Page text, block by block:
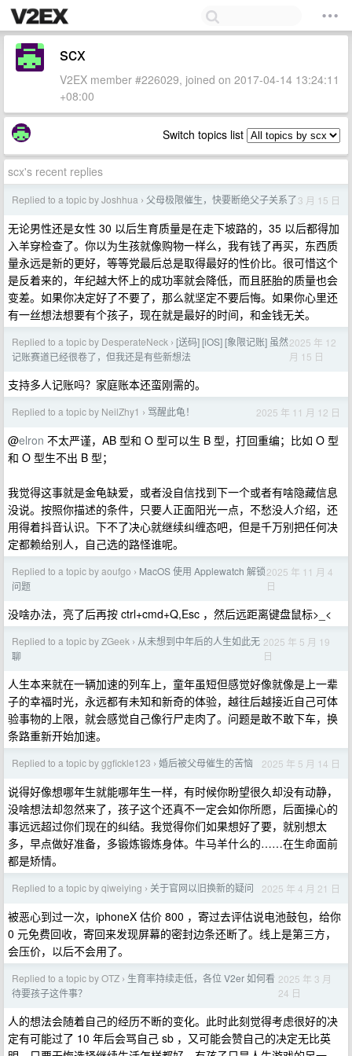
scx
V2EX member #226029, joined on 2017-04-14 13:24:11
+08:00
Switch topics list
scx's recent replies
Replied to a topic by Joshhua › 父母极限催生，快要断绝父子关系了3 月 15 日
无论男性还是女性 30 以后生育质量是在走下坡路的，35 以后都得加
入羊穿检查了。你以为生孩就像购物一样么，我有钱了再买，东西质
量永远是新的更好，等等党最后总是取得最好的性价比。很可惜这个
是反着来的，年纪越大怀上的成功率就会降低，而且胚胎的质量也会
变差。如果你决定好了不要了，那么就坚定不要后悔。如果你心里还
有一丝想法想要有个孩子，现在就是最好的时间，和金钱无关。
Replied to a topic by DesperateNeck › [送码] [iOS] [象限记账] 虽然
记账赛道已经很卷了，但我还是有些新想法
2025 年 12
月 15 日
支持多人记账吗？家庭账本还蛮刚需的。
Replied to a topic by NeilZhy1 › 骂醒此龟！ 2025 年 11 月 12 日
@elron 不太严谨，AB 型和 O 型可以生 B 型，打回重编；比如 O 型
和 O 型生不出 B 型；
我觉得这事就是金龟缺爱，或者没自信找到下一个或者有啥隐藏信息
没说。按照你描述的条件，只要人正面阳光一点，不愁没人介绍，还
用得着抖音认识。下不了决心就继续纠缠态吧，但是千万别把任何决
定都赖给别人，自己选的路怪谁呢。
Replied to a topic by aoufgo › MacOS 使用 Applewatch 解锁
问题
2025 年 11 月 4
日
没啥办法，亮了后再按 ctrl+cmd+Q,Esc ，然后远距离键盘鼠标>_<
Replied to a topic by ZGeek › 从未想到中年后的人生如此无
聊
2025 年 5 月 19
日
人生本来就在一辆加速的列车上，童年虽短但感觉好像就像是上一辈
子的幸福时光，永远都有未知和新奇的体验，越往后越接近自己可体
验事物的上限，就会感觉自己像行尸走肉了。问题是敢不敢下车，换
条路重新开始加速。
Replied to a topic by ggfickle123 › 婚后被父母催生的苦恼 2025 年 5 月 14 日
说得好像想哪年生就能哪年生一样，有时候你盼望很久却没有动静，
没啥想法却忽然来了，孩子这个还真不一定会如你所愿，后面操心的
事远远超过你们现在的纠结。我觉得你们如果想好了要，就别想太
多，早点做好准备，多锻炼锻炼身体。牛马羊什么的……在生命面前
都是矫情。
Replied to a topic by qiweiying › 关于官网以旧换新的疑问 2025 年 4 月 21 日
被恶心到过一次，iphoneX 估价 800 ，寄过去评估说电池鼓包，给你
0 元免费回收，寄回来发现屏幕的密封边条还断了。线上是第三方，
会压价，以后不会用了。
Replied to a topic by OTZ › 生育率持续走低，各位 V2er 如何看
待要孩子这件事？
2025 年 3 月
24 日
人的想法会随着自己的经历不断的变化。此时此刻觉得考虑很好的决
定有可能过了 10 年后会骂自己 sb ，又可能会赞自己的决定无比英